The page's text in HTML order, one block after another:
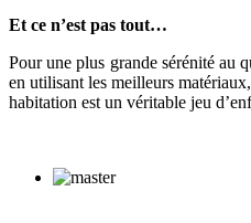
Et ce n’est pas tout…
Pour une plus grande sérénité au
en utilisant les meilleurs
habitation est un véritable jeu